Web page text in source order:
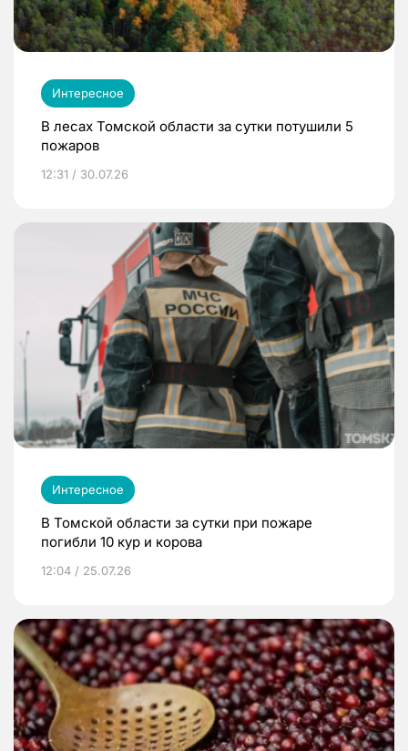
Интересное
В лесах Томской области за сутки потушили 5
пожаров
12:31 / 30.07.26
Интересное
В Томской области за сутки при пожаре
погибли 10 кур и корова
12:04 / 25.07.26